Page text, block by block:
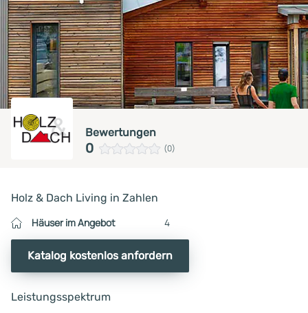
Bewertungen
0 (0)
Holz & Dach Living in Zahlen
Häuser im Angebot
4
Katalog kostenlos anfordern
Leistungsspektrum